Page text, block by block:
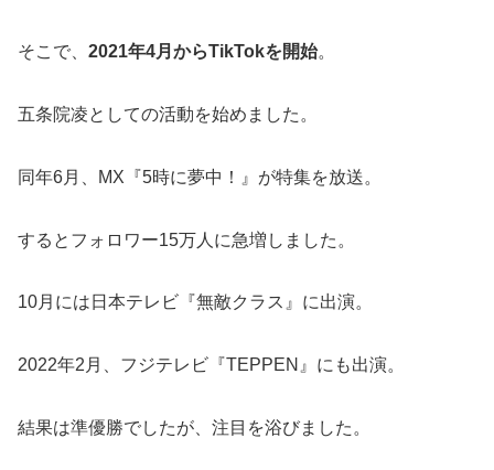
そこで、 2021年4月からTikTokを開始。
五条院凌としての活動を始めました。
同年6月、MX『5時に夢中！』が特集を放送。
するとフォロワー15万人に急増しました。
10月には日本テレビ『無敵クラス』に出演。
2022年2月、フジテレビ『TEPPEN』にも出演。
結果は準優勝でしたが、注目を浴びました。